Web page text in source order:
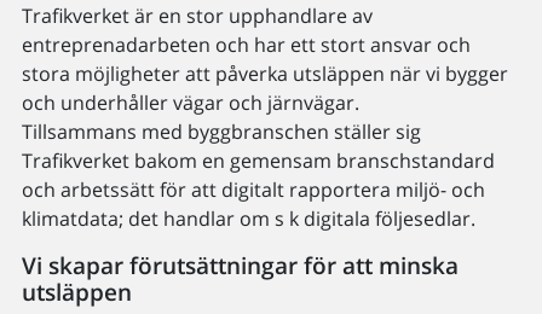
Trafikverket är en stor upphandlare av
entreprenadarbeten och har ett stort ansvar och
stora möjligheter att påverka utsläppen när vi bygger
och underhåller vägar och järnvägar.
Tillsammans med byggbranschen ställer sig
Trafikverket bakom en gemensam branschstandard
och arbetssätt för att digitalt rapportera miljö- och
klimatdata; det handlar om s k digitala följesedlar.
Vi skapar förutsättningar för att minska
utsläppen